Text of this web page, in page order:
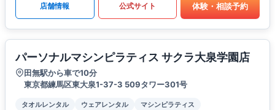
店舗情報 公式サイト 体験・相談予約
パーソナルマシンピラティス サクラ大泉学園店
田無駅から車で10分
東京都練馬区東大泉1-37-3 509タワー301号
タオルレンタル ウェアレンタル
マシンピラティス